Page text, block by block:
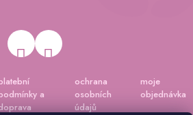
a
ochrana
osobních
údajů
moje
objednávka